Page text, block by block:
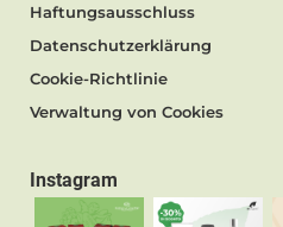
Haftungsausschluss
Datenschutzerklärung
Cookie-Richtlinie
Verwaltung von Cookies
Instagram